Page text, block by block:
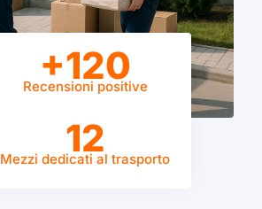
+120
Recensioni positive
12
Mezzi dedicati al trasporto